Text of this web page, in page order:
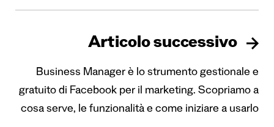
Articolo successivo
Business Manager è lo strumento gestionale e
gratuito di Facebook per il marketing. Scopriamo a
cosa serve, le funzionalità e come iniziare a usarlo